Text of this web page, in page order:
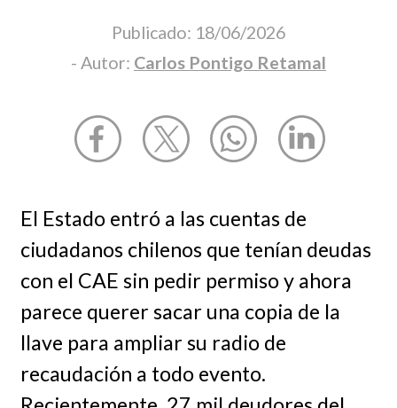
Publicado: 18/06/2026
- Autor: Carlos Pontigo Retamal
El Estado entró a las cuentas de
ciudadanos chilenos que tenían deudas
con el CAE sin pedir permiso y ahora
parece querer sacar una copia de la
llave para ampliar su radio de
recaudación a todo evento.